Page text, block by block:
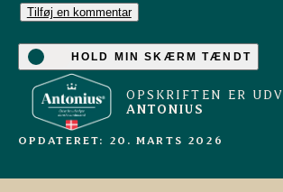
Tilføj en kommentar
HOLD MIN SKÆRM TÆNDT
OPSKRIFTEN ER
ANTONIUS
OPDATERET: 20. MARTS 2026